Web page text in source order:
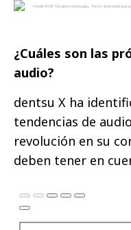
¿Cuáles son las
audio?
dentsu X ha
tendencias de
revolución en su
deben tener en